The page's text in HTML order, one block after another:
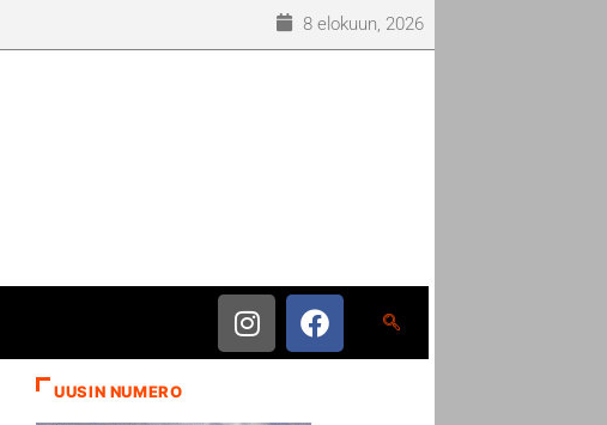
8 elokuun, 2026
UUSIN NUMERO